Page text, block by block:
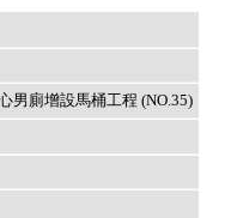
男廁增設馬桶工程 (NO.35)